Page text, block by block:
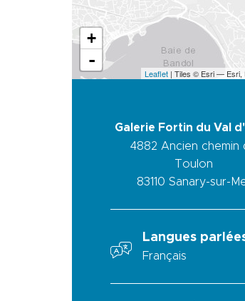
+
-
Leaflet | Tiles © Esri — Esri,
Galerie Fortin du Val
4882 Ancien chemin
Toulon
83110 Sanary-sur-
Langues
Français